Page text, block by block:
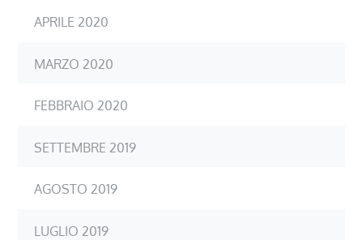
APRILE 2020
MARZO 2020
FEBBRAIO 2020
SETTEMBRE 2019
AGOSTO 2019
LUGLIO 2019